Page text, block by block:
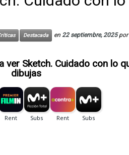
Destacada en 22 septiembre, 2025 por
ver Sketch. Cuidado con lo
dibujas